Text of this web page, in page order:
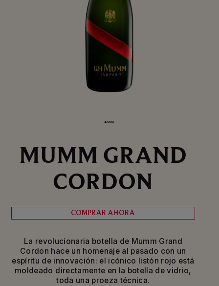
MUMM GRAND
CORDON
COMPRAR AHORA
La revolucionaria botella de Mumm Grand
Cordon hace un homenaje al pasado con un
espíritu de innovación: el icónico listón rojo está
moldeado directamente en la botella de vidrio,
toda una proeza técnica.